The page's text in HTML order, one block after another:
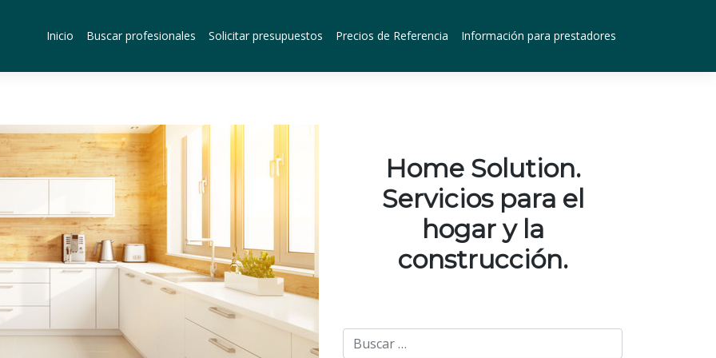
Inicio Buscar profesionales Solicitar presupuestos Precios de Referencia Información para prestadores
Home Solution.
Servicios para el
hogar y la
construcción.